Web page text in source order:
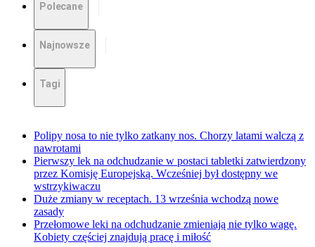
Polecane
Najnowsze
Tagi
Polipy nosa to nie tylko zatkany nos. Chorzy latami walczą z
nawrotami
Pierwszy lek na odchudzanie w postaci tabletki zatwierdzony
przez Komisję Europejską. Wcześniej był dostępny we
wstrzykiwaczu
Duże zmiany w receptach. 13 września wchodzą nowe
zasady
Przełomowe leki na odchudzanie zmieniają nie tylko wagę.
Kobiety częściej znajdują pracę i miłość